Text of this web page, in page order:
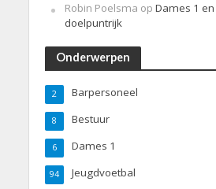
Robin Poelsma op Dames 1
doelpuntrijk
Onderwerpen
Barpersoneel
2
Bestuur
8
Dames 1
6
Jeugdvoetbal
94